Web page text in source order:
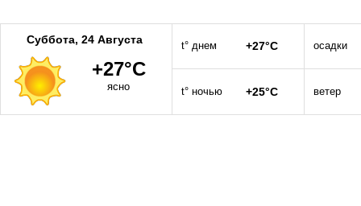
Суббота, 24 Августа
+27°C
ясно
t° днем +27°C осадки
t° ночью +25°C ветер